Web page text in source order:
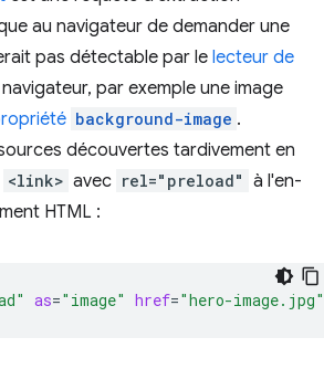
au navigateur de demander une
pas détectable par le lecteur de
par exemple une image
background-image .
découvertes tardivement en
<link> avec rel="preload" à l'en-
HTML :
as="image" href="hero-image.jpg"